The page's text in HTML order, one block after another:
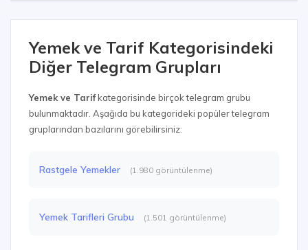
Yemek ve Tarif Kategorisindeki
Diğer Telegram Grupları
Yemek ve Tarifkategorisinde birçok telegram grubu
bulunmaktadır. Aşağıda bu kategorideki popüler telegram
gruplarından bazılarını görebilirsiniz:
Rastgele Yemekler (1.980 görüntülenme)
Yemek Tarifleri Grubu (1.501 görüntülenme)